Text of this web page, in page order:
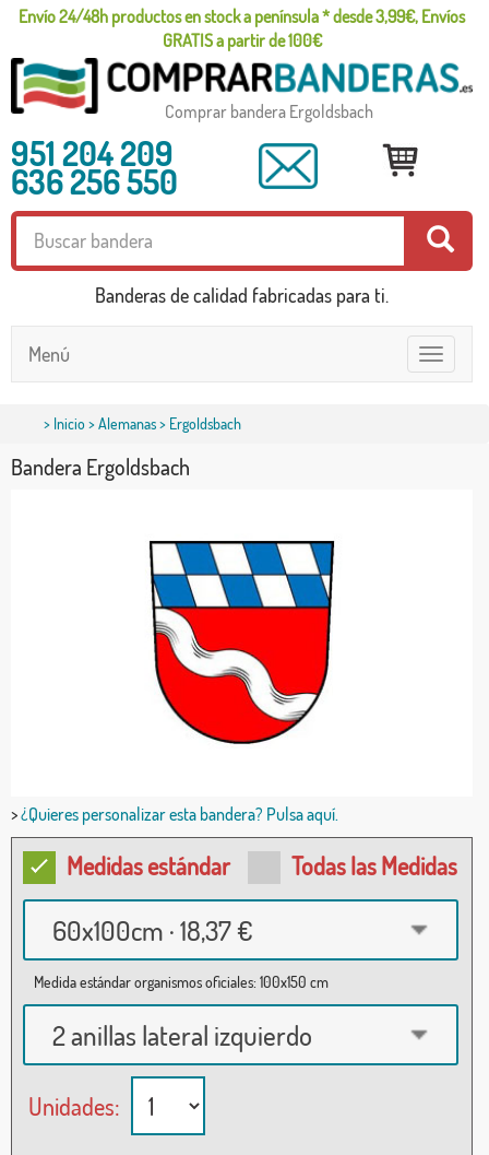
Envío 24/48h productos en stock a península * desde 3,99€, Envíos
GRATIS a partir de 100€
Comprar bandera Ergoldsbach
951 204 209
636 256 550
Banderas de calidad fabricadas para ti.
Toggle
navigation
Menú
> Inicio>Alemanas> Ergoldsbach
Bandera Ergoldsbach
>¿Quieres personalizar esta bandera? Pulsa aquí.
Medidas estándar Todas las Medidas
60x100cm · 18,37 €
Medida estándar organismos oficiales: 100x150 cm
2 anillas lateral izquierdo
Unidades: